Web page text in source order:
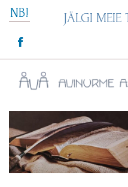
Skip
NB! JÄLGI MEIE
Avinurme